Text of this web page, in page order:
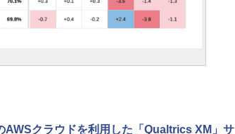
AWSクラウドを利用した「Qualtrics XM」サ